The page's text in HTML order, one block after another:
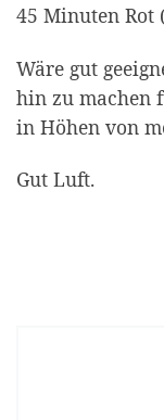
45 Minuten
Wäre gut
hin zu machen
in Höhen von
Gut Luft.